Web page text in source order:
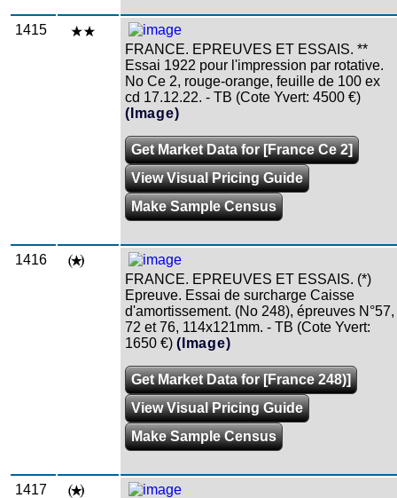
1415
FRANCE. EPREUVES ET ESSAIS. **
Essai 1922 pour l'impression par rotative.
No Ce 2, rouge-orange, feuille de 100 ex
cd 17.12.22. - TB (Cote Yvert: 4500 €)
(Image)
Get Market Data for [France Ce 2]
View Visual Pricing Guide
Make Sample Census
1416
FRANCE. EPREUVES ET ESSAIS. (*)
Epreuve. Essai de surcharge Caisse
d'amortissement. (No 248), épreuves N°57,
72 et 76, 114x121mm. - TB (Cote Yvert:
1650 €) (Image)
Get Market Data for [France 248)]
View Visual Pricing Guide
Make Sample Census
1417